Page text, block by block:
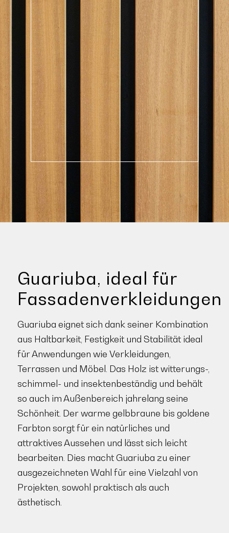
Guariuba, ideal für
Fassadenverkleidungen
Guariuba eignet sich dank seiner Kombination
aus Haltbarkeit, Festigkeit und Stabilität ideal
für Anwendungen wie Verkleidungen,
Terrassen und Möbel. Das Holz ist witterungs-,
schimmel- und insektenbeständig und behält
so auch im Außenbereich jahrelang seine
Schönheit. Der warme gelbbraune bis goldene
Farbton sorgt für ein natürliches und
attraktives Aussehen und lässt sich leicht
bearbeiten. Dies macht Guariuba zu einer
ausgezeichneten Wahl für eine Vielzahl von
Projekten, sowohl praktisch als auch
ästhetisch.